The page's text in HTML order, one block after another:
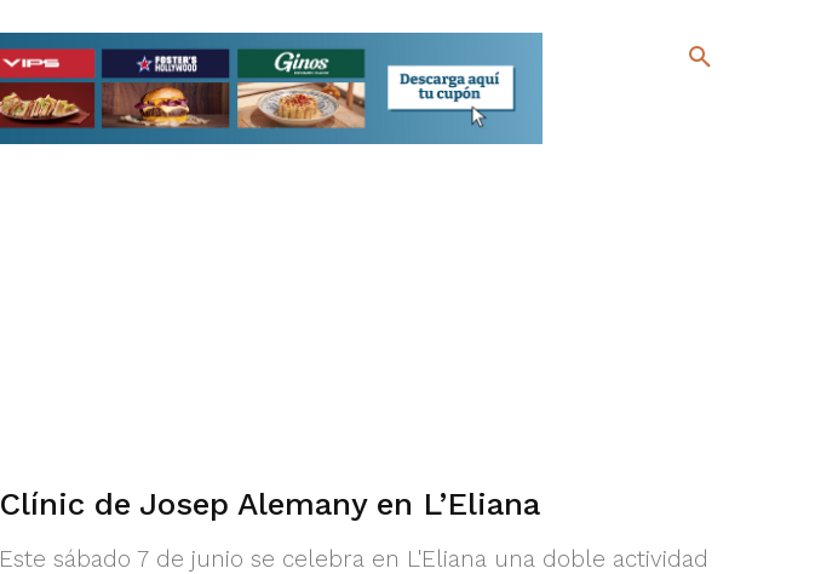
Clínic de Josep Alemany en L’Eliana
Este sábado 7 de junio se celebra en L'Eliana una doble actividad